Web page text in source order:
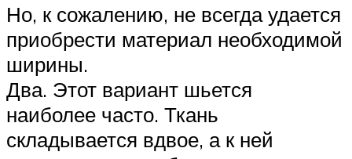
Но, к сожалению, не всегда удается
приобрести материал необходимой
ширины.
Два. Этот вариант шьется
наиболее часто. Ткань
складывается вдвое, а к ней